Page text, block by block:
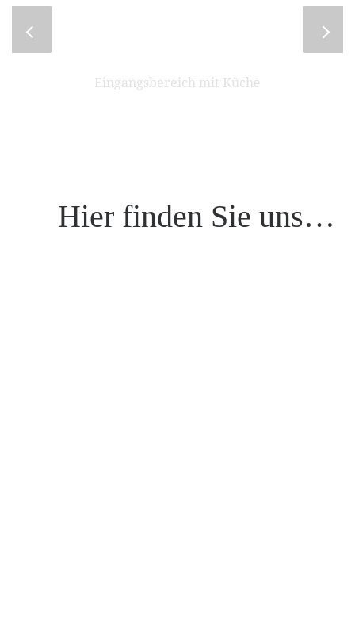
Eingangsbereich mit Küche
Hier finden Sie uns…